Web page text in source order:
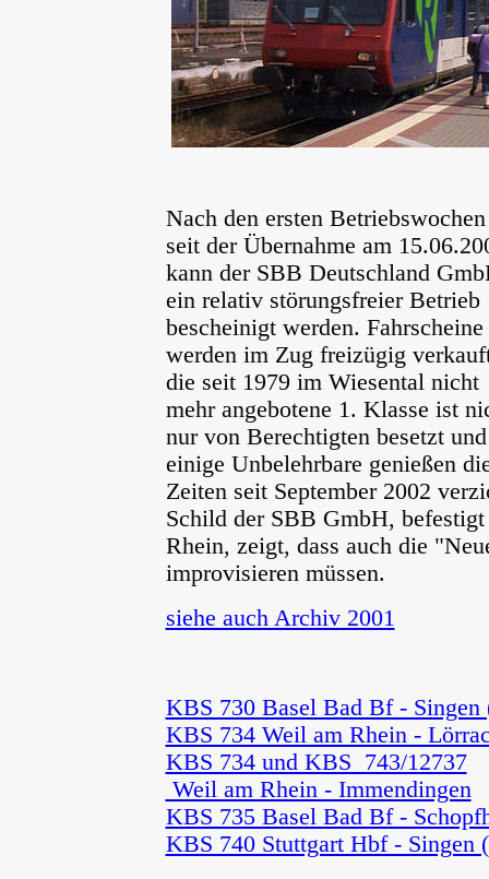
Nach den ersten Betriebswochen
seit der Übernahme am
kann der SBB Deutschland
ein relativ störungsfreier Betrieb
bescheinigt werden. Fahrscheine
werden im Zug freizügig
die seit 1979 im Wiesental nicht
mehr angebotene 1. Klasse ist
nur von Berechtigten besetzt und
einige Unbelehrbare genießen
Zeiten seit September 2002
Schild der SBB GmbH,
Rhein, zeigt, dass auch die
improvisieren müssen.
siehe auch Archiv 2001
KBS 730 Basel Bad Bf -
KBS 734 Weil am Rhein -
KBS 734 und KBS 743/12737
Weil am Rhein - Immendingen
KBS 735 Basel Bad Bf -
KBS 740 Stuttgart Hbf - Singen